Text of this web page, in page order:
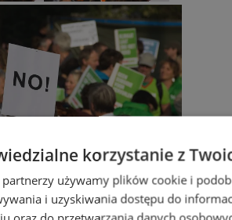
protest mieszkańców
będzie zablokowany!
korzystanie z
partnerzy używamy plików cookie i
i uzyskiwania dostępu do